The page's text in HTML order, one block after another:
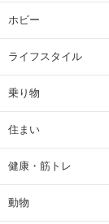
ホビー
ライフスタイル
乗り物
住まい
健康・筋トレ
動物